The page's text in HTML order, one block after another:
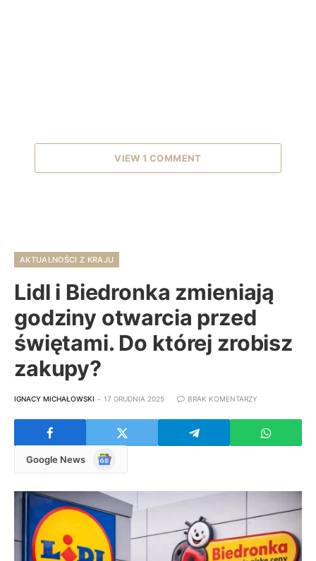
VIEW 1 COMMENT
AKTUALNOŚCI Z KRAJU
Lidl i Biedronka zmieniają
godziny otwarcia przed
świętami. Do której zrobisz
zakupy?
IGNACY MICHAŁOWSKI 17 GRUDNIA 2025 BRAK KOMENTARZY
Google News
Google